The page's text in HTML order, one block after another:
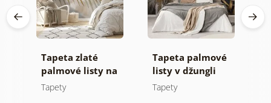
Tapeta zlaté
palmové listy na
béžovom pozadí
Tapety
Tapeta palmové
listy v džungli
Tapety